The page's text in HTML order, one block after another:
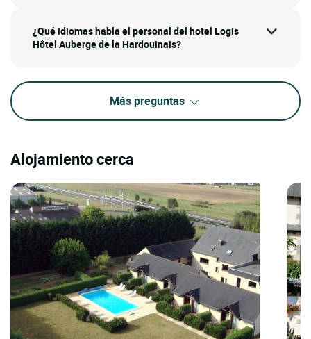
¿Qué idiomas habla el personal del hotel Logis
Hôtel Auberge de la Hardouinais?
Más preguntas
Alojamiento cerca